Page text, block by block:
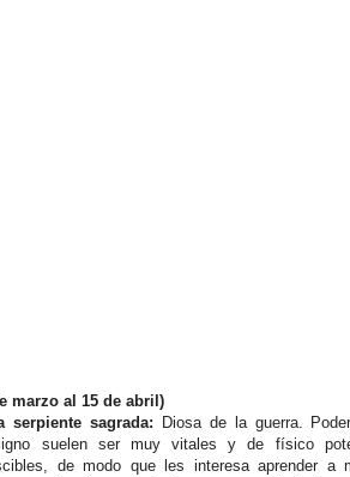
marzo al 15 de abril)
sagrada:
Diosa de la guerra.
suelen ser muy vitales y de físico
de modo que les interesa aprender a